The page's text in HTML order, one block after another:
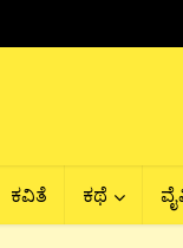
ಕವಿತೆ ಕಥೆ